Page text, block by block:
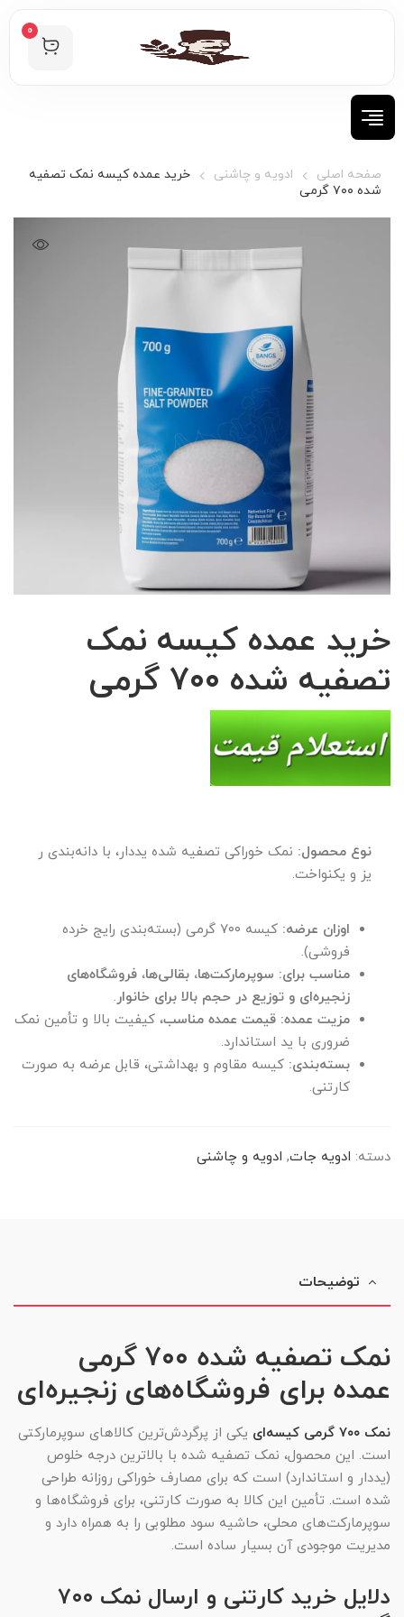
0
صفحه اصلی ادویه و چاشنی
خرید عمده کیسه نمک تصفیه
شده ۷۰۰ گرمی
خرید عمده کیسه نمک
تصفیه شده ۷۰۰ گرمی
نوع محصول: نمک خوراکی تصفیه شده یددار، با دانه‌بندی ر
یز و یکنواخت.
اوزان عرضه:
کیسه ۷۰۰ گرمی (بسته‌بندی رایج خرده
فروشی).
مناسب برای: سوپرمارکت‌ها، بقالی‌ها، فروشگاه‌های
زنجیره‌ای و توزیع در حجم بالا برای خانوار.
مزیت عمده: قیمت عمده مناسب، کیفیت بالا و تأمین نمک
ضروری با ید استاندارد.
بسته‌بندی: کیسه مقاوم و بهداشتی، قابل عرضه به صورت
کارتنی.
دسته: ادویه جات, ادویه و چاشنی
توضیحات
نمک تصفیه شده ۷۰۰ گرمی
عمده برای فروشگاه‌های زنجیره‌ای
نمک ۷۰۰ گرمی کیسه‌ای
یکی از پرگردش‌ترین کالاهای سوپرمارکتی
است. این محصول، نمک تصفیه شده با بالاترین درجه خلوص
(یددار و استاندارد) است که برای مصارف خوراکی روزانه طراحی
شده است. تأمین این کالا به صورت کارتنی، برای فروشگاه‌ها و
سوپرمارکت‌های محلی، حاشیه سود مطلوبی را به همراه دارد و
مدیریت موجودی آن بسیار ساده است.
دلایل خرید کارتنی و ارسال نمک ۷۰۰